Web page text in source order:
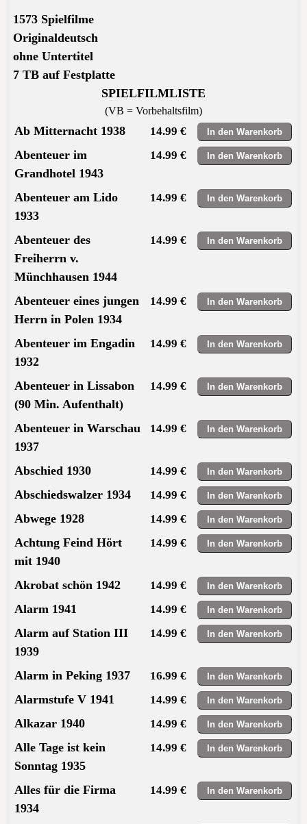
1573 Spielfilme
Originaldeutsch
ohne Untertitel
7 TB auf Festplatte
SPIELFILMLISTE
(VB = Vorbehaltsfilm)
Ab Mitternacht 1938 14.99 €
Abenteuer im
Grandhotel 1943
14.99 €
Abenteuer am Lido
1933
14.99 €
Abenteuer des
Freiherrn v.
Münchhausen 1944
14.99 €
Abenteuer eines jungen
Herrn in Polen 1934
14.99 €
Abenteuer im Engadin
1932
14.99 €
Abenteuer in Lissabon
(90 Min. Aufenthalt)
14.99 €
Abenteuer in Warschau
1937
14.99 €
Abschied 1930 14.99 €
Abschiedswalzer 1934 14.99 €
Abwege 1928 14.99 €
Achtung Feind Hört
mit 1940
14.99 €
Akrobat schön 1942 14.99 €
Alarm 1941 14.99 €
Alarm auf Station III
1939
14.99 €
Alarm in Peking 1937 16.99 €
Alarmstufe V 1941 14.99 €
Alkazar 1940 14.99 €
Alle Tage ist kein
Sonntag 1935
14.99 €
Alles für die Firma
1934
14.99 €